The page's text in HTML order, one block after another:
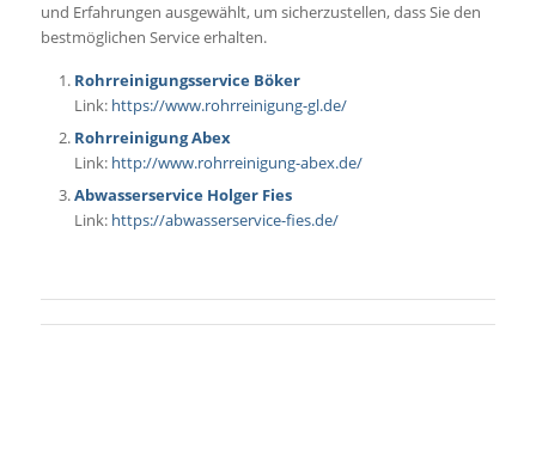
und Erfahrungen ausgewählt, um sicherzustellen, dass Sie den
bestmöglichen Service erhalten.
Rohrreinigungsservice Böker
Link: https://www.rohrreinigung-gl.de/
Rohrreinigung Abex
Link: http://www.rohrreinigung-abex.de/
Abwasserservice Holger Fies
Link: https://abwasserservice-fies.de/